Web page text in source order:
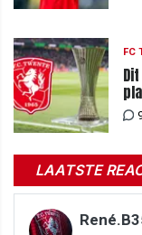
FC
LAATSTE